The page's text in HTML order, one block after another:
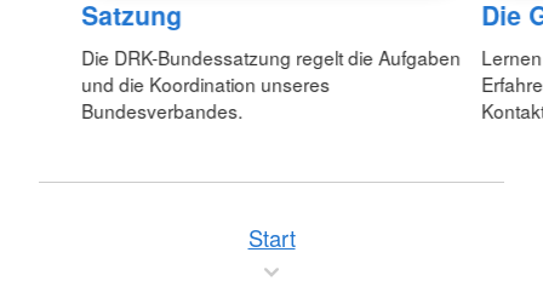
Satzung
Die DRK-Bundessatzung regelt die Aufgaben
und die Koordination unseres
Bundesverbandes.
Die
Start